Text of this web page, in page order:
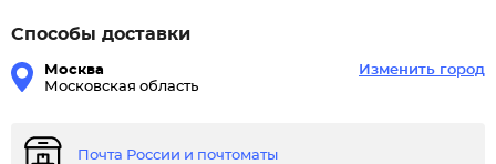
Способы доставки
Москва
Московская область
Изменить город
Почта России и почтоматы